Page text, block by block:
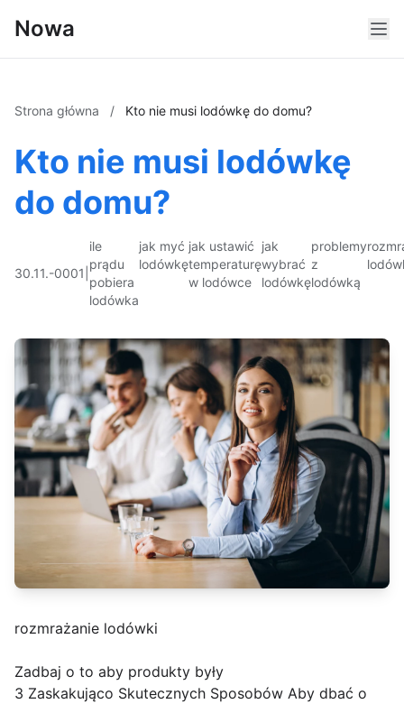
Nowa
Strona główna / Kto nie musi lodówkę do domu?
Kto nie musi lodówkę
do domu?
30.11.-0001
ile
prądu
pobiera
lodówka
jak myć
lodówkę
jak ustawić
temperaturę
w lodówce
jak
wybrać
lodówkę
problemy
z
lodówką
rozmrażanie lodówki
Zadbaj o to aby produkty były
3 Zaskakująco Skutecznych Sposobów Aby dbać o